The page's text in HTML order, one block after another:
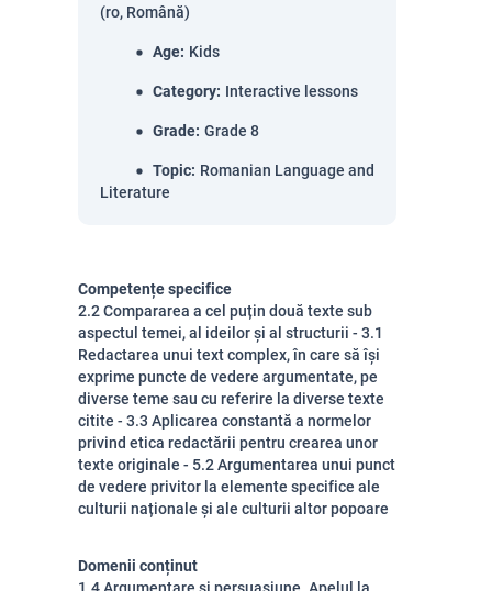
(ro, Română)
Age: Kids
Category: Interactive lessons
Grade: Grade 8
Topic: Romanian Language and
Literature
Competențe specifice
2.2 Compararea a cel puțin două texte sub
aspectul temei, al ideilor și al structurii - 3.1
Redactarea unui text complex, în care să își
exprime puncte de vedere argumentate, pe
diverse teme sau cu referire la diverse texte
citite - 3.3 Aplicarea constantă a normelor
privind etica redactării pentru crearea unor
texte originale - 5.2 Argumentarea unui punct
de vedere privitor la elemente specifice ale
culturii naționale și ale culturii altor popoare
Domenii conținut